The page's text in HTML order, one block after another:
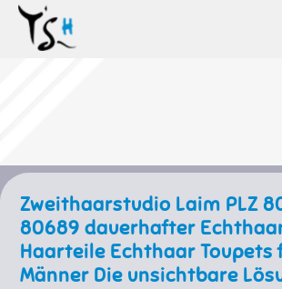
Zweithaarstudio Laim PLZ
80689 dauerhafter
Haarteile Echthaar Toupets
Männer Die unsichtbare